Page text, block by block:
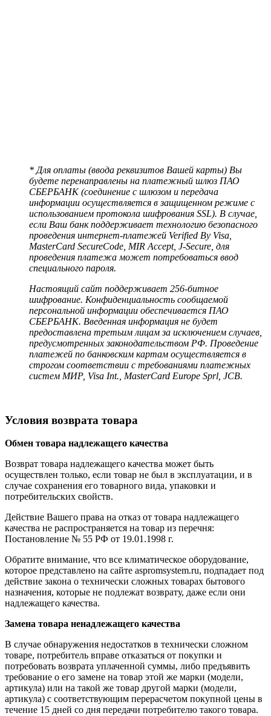
* Для оплаты (ввода реквизитов Вашей карты) Вы
будете перенаправлены на платежный шлюз ПАО
СБЕРБАНК (соединение с шлюзом и передача
информации осуществляется в защищенном режиме с
использованием протокола шифрования SSL). В случае,
если Ваш банк поддерживает технологию безопасного
проведения интернет-платежей Verified By Visa,
MasterCard SecureCode, MIR Accept, J-Secure, для
проведения платежа может потребоваться ввод
специального пароля.
Настоящий сайт поддерживает 256-битное
шифрование. Конфиденциальность сообщаемой
персональной информации обеспечивается ПАО
СБЕРБАНК. Введенная информация не будет
предоставлена третьим лицам за исключением случаев,
предусмотренных законодательством РФ. Проведение
платежей по банковским картам осуществляется в
строгом соответствии с требованиями платежных
систем МИР, Visa Int., MasterCard Europe Sprl, JCB.
Условия возврата товара
Обмен товара надлежащего качества
Возврат товара надлежащего качества может быть
осуществлен только, если товар не был в эксплуатации, и в
случае сохранения его товарного вида, упаковки и
потребительских свойств.
Действие Вашего права на отказ от товара надлежащего
качества не распространяется на товар из перечня:
Постановление № 55 РФ от 19.01.1998 г.
Обратите внимание, что все климатическое оборудование,
которое представлено на сайте aspromsystem.ru, подпадает под
действие закона о технически сложных товарах бытового
назначения, которые не подлежат возврату, даже если они
надлежащего качества.
Замена товара ненадлежащего качества
В случае обнаружения недостатков в технически сложном
товаре, потребитель вправе отказаться от покупки и
потребовать возврата уплаченной суммы, либо предъявить
требование о его замене на товар этой же марки (модели,
артикула) или на такой же товар другой марки (модели,
артикула) с соответствующим перерасчетом покупной цены в
течение 15 дней со дня передачи потребителю такого товара.